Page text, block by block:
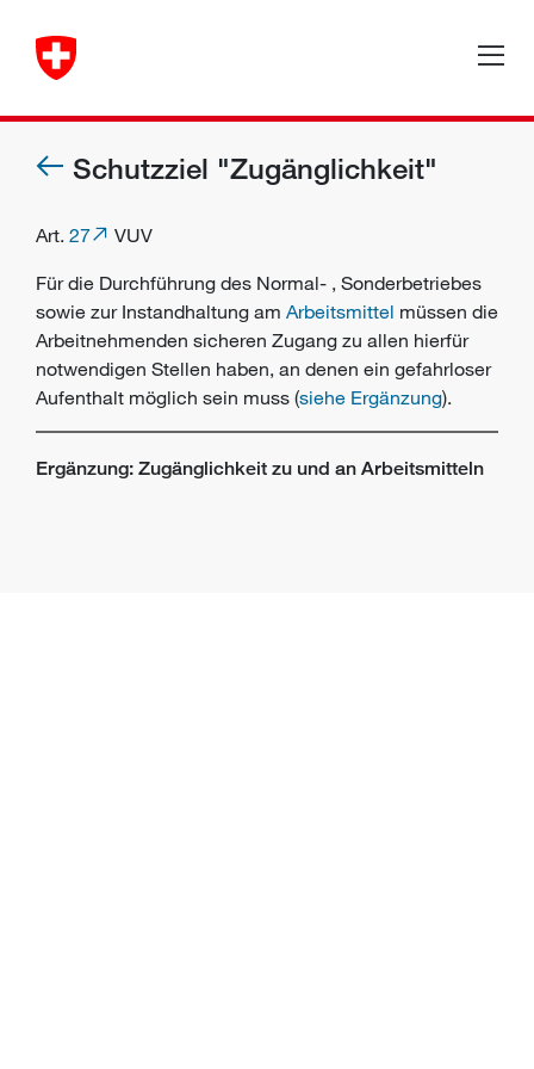
Schutzziel "Zugänglichkeit"
Art. 27
VUV
Für die Durchführung des Normal- , Sonderbetriebes
sowie zur Instandhaltung am Arbeitsmittel müssen die
Arbeitnehmenden sicheren Zugang zu allen hierfür
notwendigen Stellen haben, an denen ein gefahrloser
Aufenthalt möglich sein muss (siehe Ergänzung).
Ergänzung: Zugänglichkeit zu und an Arbeitsmitteln